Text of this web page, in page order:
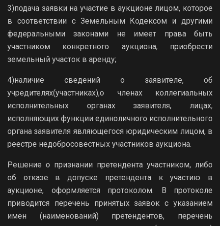
3)подача заявки на участие в аукционе лицом, которое
в соответствии с Земельным Кодексом и другими
федеральными законами не имеет права быть
участником конкретного аукциона, приобрести
земельный участок в аренду;
4)наличие сведений о заявителе, об
учредителях(участниках),о членах коллегиальных
исполнительных органах заявителя, лицах,
исполняющих функции единоличного исполнительного
органа заявителя являющегося юридическим лицом, в
реестре недобросовестных участников аукциона.
Решение о признании претендента участником, либо
об отказе в допуске претендента к участию в
аукционе, оформляется протоколом. В протоколе
приводится перечень принятых заявок с указанием
имен (наименований) претендентов, перечень